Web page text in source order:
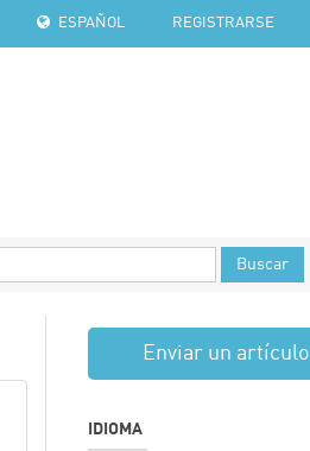
ESPAÑOL REGISTRARSE
Buscar
Enviar un artículo
IDIOMA